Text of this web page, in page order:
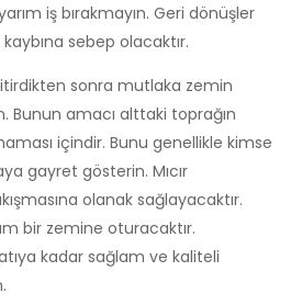
iş bırakmayın. Geri dönüşler
sebep olacaktır.
sonra mutlaka zemin
Bunun amacı alttaki toprağın
içindir. Bunu genellikle kimse
gayret gösterin. Mıcır
olanak sağlayacaktır.
bir zemine oturacaktır.
kadar sağlam ve kaliteli